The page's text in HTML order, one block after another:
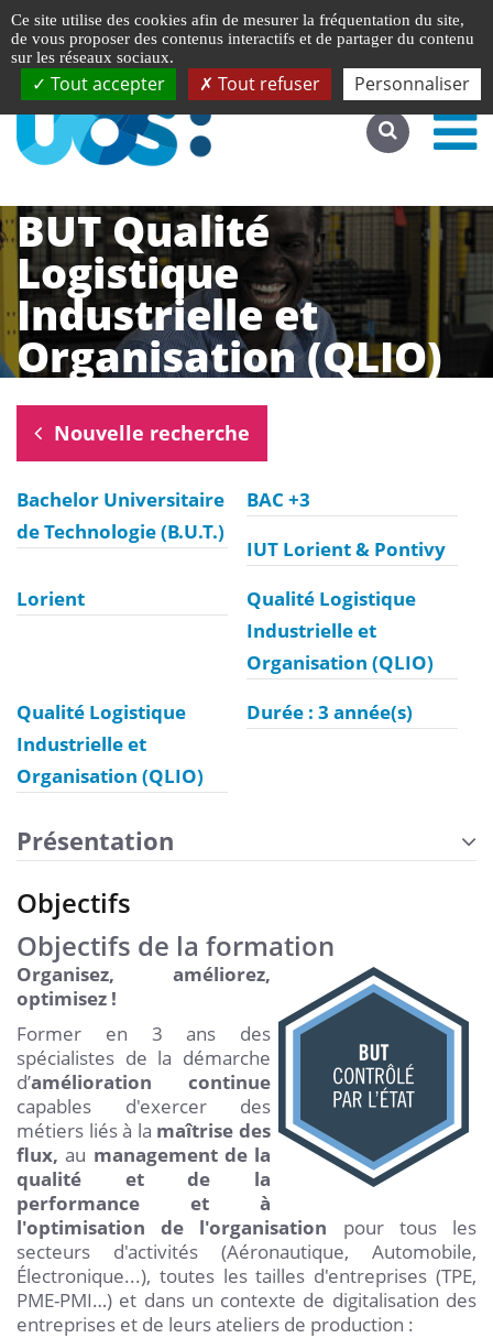
Accéder au site complet English
BUT Qualité
Logistique
Industrielle et
Organisation (QLIO)
Nouvelle recherche
Bachelor Universitaire
de Technologie (B.U.T.)
BAC +3
IUT Lorient & Pontivy
Lorient
Qualité Logistique
Industrielle et
Organisation (QLIO)
Qualité Logistique
Industrielle et
Organisation (QLIO)
Durée : 3 année(s)
Présentation
Objectifs
Objectifs de la formation
Organisez, améliorez,
optimisez !
Former en 3 ans des
spécialistes de la démarche
d’amélioration continue
capables d'exercer des
métiers liés à la maîtrise des
flux,au management de la
qualité et de la
performance et à
l'optimisation de l'organisation pour tous les
secteurs d'activités (Aéronautique, Automobile,
Électronique...), toutes les tailles d'entreprises (TPE,
PME-PMI…) et dans un contexte de digitalisation des
entreprises et de leurs ateliers de production :
Ce site utilise des cookies afin de mesurer la fréquentation du site,
de vous proposer des contenus interactifs et de partager du contenu
sur les réseaux sociaux.
Tout accepter Tout refuser Personnaliser